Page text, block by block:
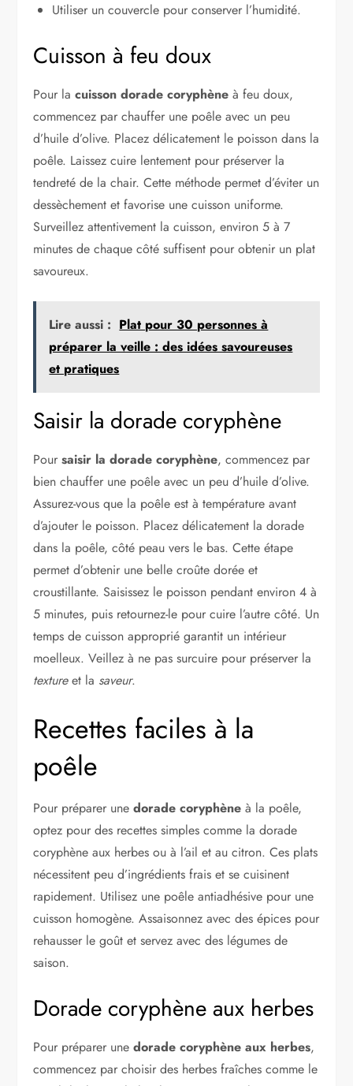
Utiliser un couvercle pour conserver l’humidité.
Cuisson à feu doux
Pour lacuisson dorade coryphène à feu doux,
commencez par chauffer une poêle avec un peu
d’huile d’olive. Placez délicatement le poisson dans la
poêle. Laissez cuire lentement pour préserver la
tendreté de la chair. Cette méthode permet d’éviter un
dessèchement et favorise une cuisson uniforme.
Surveillez attentivement la cuisson, environ 5 à 7
minutes de chaque côté suffisent pour obtenir un plat
savoureux.
Lire aussi : Plat pour 30 personnes à
préparer la veille : des idées savoureuses
et pratiques
Saisir la dorade coryphène
Poursaisir la dorade coryphène, commencez par
bien chauffer une poêle avec un peu d’huile d’olive.
Assurez-vous que la poêle est à température avant
d’ajouter le poisson. Placez délicatement la dorade
dans la poêle, côté peau vers le bas. Cette étape
permet d’obtenir une belle croûte dorée et
croustillante. Saisissez le poisson pendant environ 4 à
5 minutes, puis retournez-le pour cuire l’autre côté. Un
temps de cuisson approprié garantit un intérieur
moelleux. Veillez à ne pas surcuire pour préserver la
textureet la saveur.
Recettes faciles à la
poêle
Pour préparer unedorade coryphène à la poêle,
optez pour des recettes simples comme la dorade
coryphène aux herbes ou à l’ail et au citron. Ces plats
nécessitent peu d’ingrédients frais et se cuisinent
rapidement. Utilisez une poêle antiadhésive pour une
cuisson homogène. Assaisonnez avec des épices pour
rehausser le goût et servez avec des légumes de
saison.
Dorade coryphène aux herbes
Pour préparer unedorade coryphène aux herbes,
commencez par choisir des herbes fraîches comme le